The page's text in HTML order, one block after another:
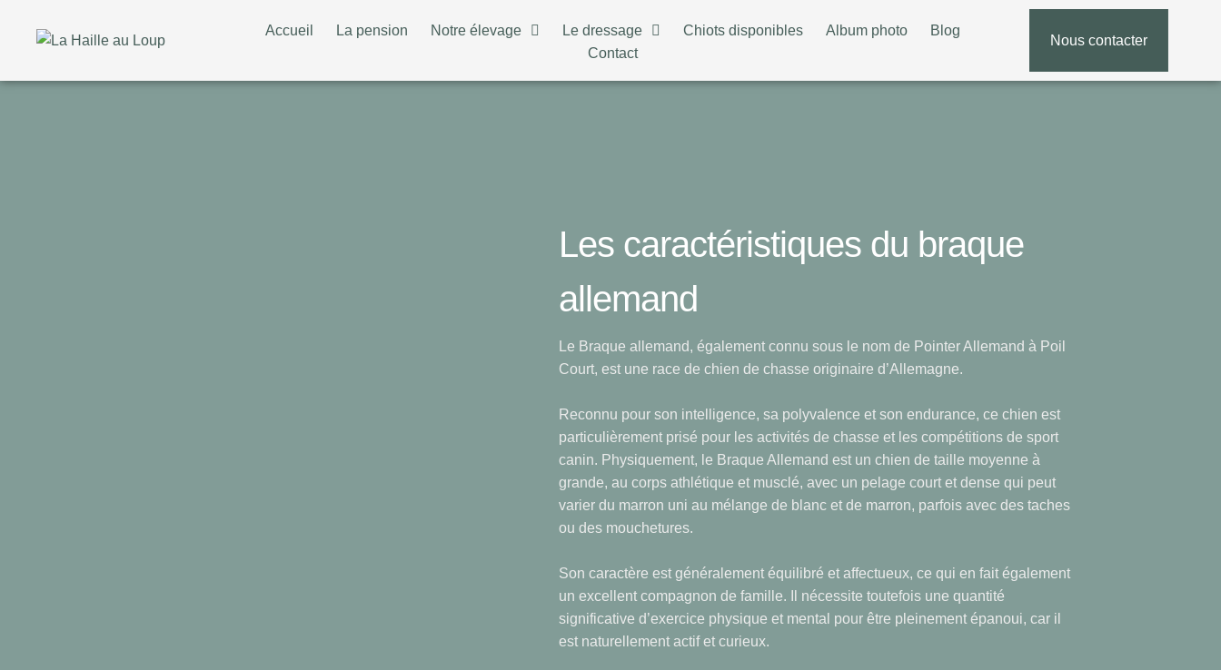
Accueil La pension Notre élevage Le dressage Chiots disponibles Album photo
Blog
Contact
Nous contacter
Les caractéristiques du braque
allemand
Le Braque allemand, également connu sous le nom de Pointer Allemand à Poil
Court, est une race de chien de chasse originaire d’Allemagne.
Reconnu pour son intelligence, sa polyvalence et son endurance, ce chien est
particulièrement prisé pour les activités de chasse et les compétitions de sport
canin. Physiquement, le Braque Allemand est un chien de taille moyenne à
grande, au corps athlétique et musclé, avec un pelage court et dense qui peut
varier du marron uni au mélange de blanc et de marron, parfois avec des taches
ou des mouchetures.
Son caractère est généralement équilibré et affectueux, ce qui en fait également
un excellent compagnon de famille. Il nécessite toutefois une quantité
significative d’exercice physique et mental pour être pleinement épanoui, car il
est naturellement actif et curieux.